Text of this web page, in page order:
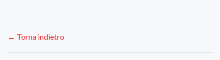
← Torna indietro